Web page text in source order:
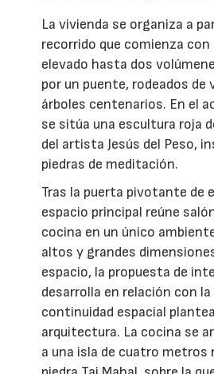
La vivienda se organiza a
recorrido que comienza con
elevado hasta dos
por un puente, rodeados de
árboles centenarios. En el
se sitúa una escultura roja
del artista Jesús del Peso,
piedras de meditación.
Tras la puerta pivotante de
espacio principal reúne
cocina en un único
altos y grandes
espacio, la propuesta de
desarrolla en relación con la
continuidad espacial
arquitectura. La cocina se
a una isla de cuatro metros